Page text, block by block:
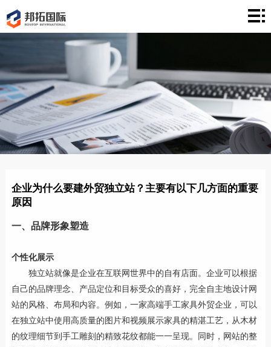
首
页建
站
案
例
营
销
章
关
企业为什么要建外贸独立站？主要有以下几方面的重要
原因
一、品牌形象塑造
个性化展示
独立站就像是企业在互联网世界中的自有店面。企业可以根据
自己的品牌理念、产品定位和目标受众的喜好，完全自主地设计网
站的风格、布局和内容。例如，一家高端手工家具外贸企业，可以
在独立站中使用高质量的图片和视频展示家具的精湛工艺，从木材
的纹理细节到手工雕刻的精致花纹都能一一呈现。同时，网站的整